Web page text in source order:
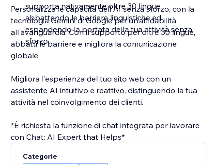
supporta nativamente oltre 30 lingue,
abbattendo le barriere linguistiche ed
espandendo la portata della tua attività senza
sforzo
Personalizza le capacità dell'AI senza sforzo, con la
tecnologia Gemini di Google per un'affidabilità
all'avanguardia. Con il supporto per oltre 30 lingue,
abbatti le barriere e migliora la comunicazione
globale.
Migliora l'esperienza del tuo sito web con un
assistente AI intuitivo e reattivo, distinguendo la tua
attività nel coinvolgimento dei clienti.
*È richiesta la funzione di chat integrata per lavorare
con Chat: AI Expert that Helps*
Categorie